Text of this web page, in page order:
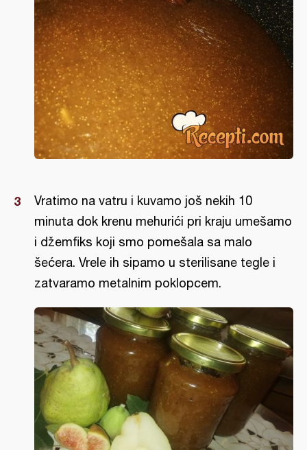
Vratimo na vatru i kuvamo još nekih 10
minuta dok krenu mehurići pri kraju umešamo
i džemfiks koji smo pomešala sa malo
šećera. Vrele ih sipamo u sterilisane tegle i
zatvaramo metalnim poklopcem.